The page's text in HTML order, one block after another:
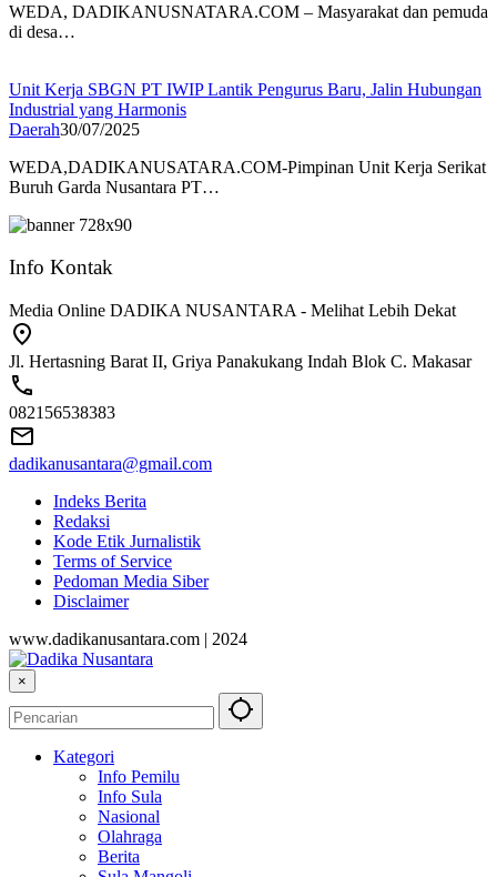
WEDA, DADIKANUSNATARA.COM – Masyarakat dan pemuda
di desa…
Unit Kerja SBGN PT IWIP Lantik Pengurus Baru, Jalin Hubungan
Industrial yang Harmonis
Daerah30/07/2025
WEDA,DADIKANUSATARA.COM-Pimpinan Unit Kerja Serikat
Buruh Garda Nusantara PT…
Info Kontak
Media Online DADIKA NUSANTARA - Melihat Lebih Dekat
Jl. Hertasning Barat II, Griya Panakukang Indah Blok C. Makasar
082156538383
dadikanusantara@gmail.com
Indeks Berita
Redaksi
Kode Etik Jurnalistik
Terms of Service
Pedoman Media Siber
Disclaimer
www.dadikanusantara.com | 2024
×
Kategori
Info Pemilu
Info Sula
Nasional
Olahraga
Berita